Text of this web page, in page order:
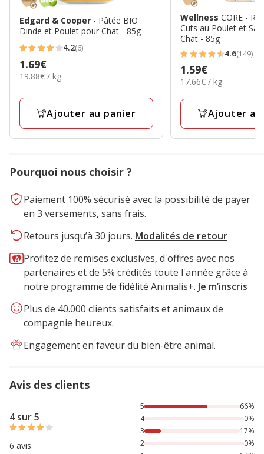
Edgard & Cooper - Pâtée BIO
Dinde et Poulet pour Chat - 85g
4.2
étoiles
avec
6
4.2(6)
Prix
1.69€
1.69€
19.88€
Kg
19.88€ / kg
Ajouter au panier
WellnessCORE -
Cuts au Poulet et
Chat - 85g
4.6
étoiles
avec
149
4.6(149)
Prix
1.59€
1.59€
17.66€
Kg
17.66€ / kg
Ajouter
Pourquoi nous choisir ?
Paiement 100% sécurisé avec la possibilité de payer
en 3 versements, sans frais.
Retours jusqu’à 30 jours. Modalités de retour
Profitez de remises exclusives, d'offres avec nos
partenaires et de 5% crédités toute l'année grâce à
notre programme de fidélité Animalis+. Je m’inscris
Plus de 40.000 clients satisfaits et animaux de
compagnie heureux.
Engagement en faveur du bien-être animal.
Avis des clients
4 sur 5
6 avis
66% des personnes lont noté avec {1} étoiles, 17% des
5
66%
4
0%
3
17%
2
0%